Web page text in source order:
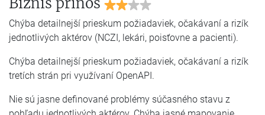
Chýba detailnejší prieskum požiadaviek, očakávaní a rizík
jednotlivých aktérov (NCZI, lekári, poisťovne a pacienti).
Chýba detailnejší prieskum požiadaviek, očakávaní a rizík
tretích strán pri využívaní OpenAPI.
Nie sú jasne definované problémy súčasného stavu z